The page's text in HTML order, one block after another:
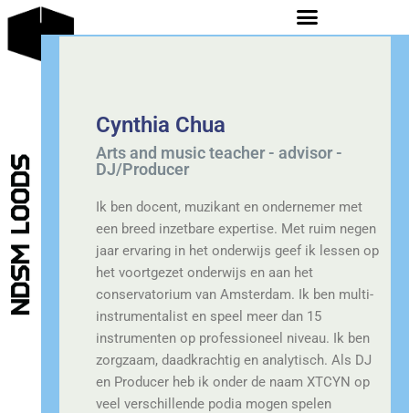
Cynthia Chua
Arts and music teacher - advisor -
DJ/Producer
Ik ben docent, muzikant en ondernemer met
een breed inzetbare expertise. Met ruim negen
jaar ervaring in het onderwijs geef ik lessen op
het voortgezet onderwijs en aan het
conservatorium van Amsterdam. Ik ben multi-
instrumentalist en speel meer dan 15
instrumenten op professioneel niveau. Ik ben
zorgzaam, daadkrachtig en analytisch. Als DJ
en Producer heb ik onder de naam XTCYN op
veel verschillende podia mogen spelen